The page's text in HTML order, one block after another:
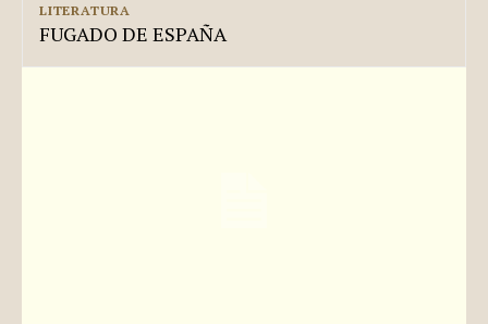
LITERATURA
FUGADO DE ESPAÑA